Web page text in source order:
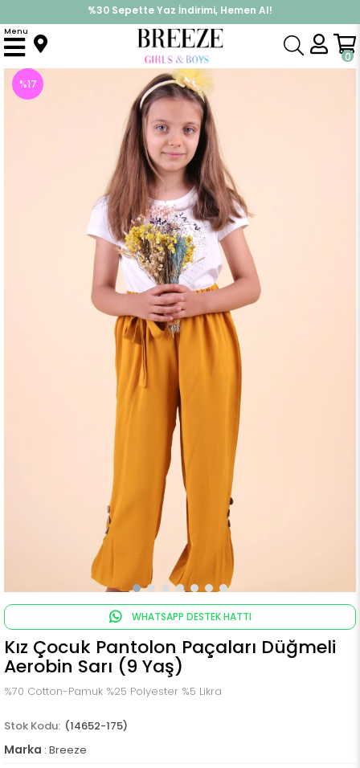
%30 Sepette Yaz İndirimi, Hemen Al!
İndirimlere ek %10 İndirimi Kap, Hemen Üye Ol!
0
Menu
Anasayfa Alt Giyim Tayt
%17
WHATSAPP DESTEK HATTI
Kız Çocuk Pantolon Paçaları Düğmeli
Aerobin Sarı (9 Yaş)
%70 Cotton-Pamuk %25 Polyester %5 Likra
(14652-175)
Marka : Breeze